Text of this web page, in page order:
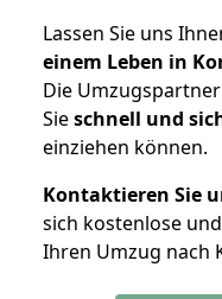
Lassen Sie uns
einem Leben in
Die
Sieschnell und
einziehen können.
Kontaktieren Sie
sich kostenlose
Ihren Umzug nach